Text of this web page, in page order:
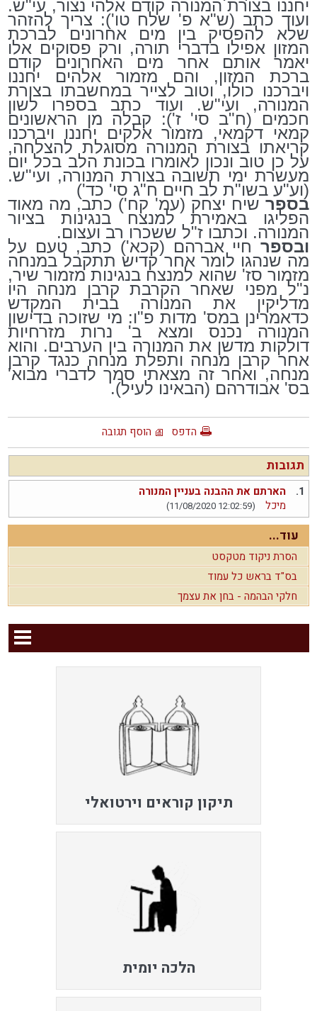
יחננו בצורת המנורה קודם אלהי נצור, עי"ש.
ועוד כתב (ש"א פ' שלח טו'): צריך להזהר
שלא להפסיק בין מים אחרונים לברכת
המזון אפילו בדברי תורה, ורק פסוקים אלו
יאמר אותם אחר מים האחרונים קודם
ברכת המזון, והם מזמור אלהים יחננו
ויברכנו כולו, וטוב לצייר במחשבתו בצורת
המנורה, ועי"ש. ועוד כתב בספרו לשון
חכמים (ח"ב סי' ז'): קבלה מן הראשונים
קמאי דקמאי, מזמור אלקים יחננו ויברכנו
קריאתו בצורת המנורה מסוגלת להצלחה,
על כן טוב ונכון לאומרו בכונת הלב בכל יום
מעשרת ימי תשובה בצורת המנורה, ועי"ש.
(וע"ע בשו"ת לב חיים ח"ג סי' כד')
בספר שיח יצחק (עמ' קח') כתב, מה מאוד
הפליגו באמירת למנצח בנגינות בציור
המנורה. וכתבו ז"ל ששכרו רב ועצום.
ובספר חיי אברהם (קכא') כתב, טעם על
מה שנהגו לומר אחר קדיש תתקבל במנחה
מזמור סז' שהוא למנצח בנגינות מזמור שיר,
נ"ל מפני שאחר הקרבת קרבן מנחה היו
מדליקין את המנורה בבית המקדש
כדאמרינן במס' מדות פ"ו: מי שזוכה בדישון
המנורה נכנס ומצא ב' נרות מזרחיות
דולקות מדשן את המנורה בין הערבים. והוא
אחר קרבן מנחה ותפלת מנחה כנגד קרבן
מנחה, ואחר זה מצאתי סמך לדברי מבוא'
בס' אבודרהם (הבאינו לעיל).
הדפס הוסף תגובה
תגובות
1.
הארתם את ההבנה בעניין המנורה
מיכל
(11/08/2020 12:02:59)
עוד...
הסרת ניקוד מטקסט
בס"ד בראש כל עמוד
חלקי הבהמה - בחן את עצמך
תיקון קוראים וירטואלי
הלכה יומית